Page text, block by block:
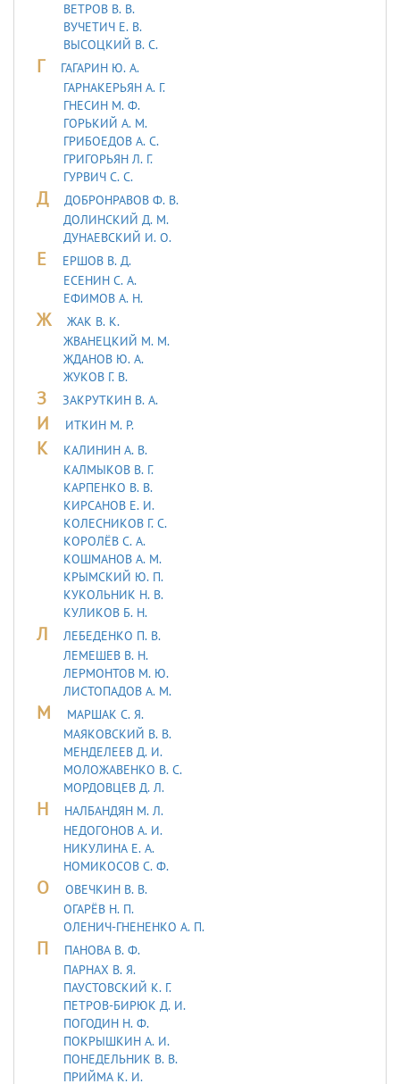
ВЕТРОВ В. В.
ВУЧЕТИЧ Е. В.
ВЫСОЦКИЙ В. С.
Г
ГАГАРИН Ю. А.
ГАРНАКЕРЬЯН А. Г.
ГНЕСИН М. Ф.
ГОРЬКИЙ А. М.
ГРИБОЕДОВ А. С.
ГРИГОРЬЯН Л. Г.
ГУРВИЧ С. С.
Д
ДОБРОНРАВОВ Ф. В.
ДОЛИНСКИЙ Д. М.
ДУHАЕВСКИЙ И. О.
Е
ЕРШОВ В. Д.
ЕСЕНИН С. А.
ЕФИМОВ А. Н.
Ж
ЖАК В. К.
ЖВАНЕЦКИЙ М. М.
ЖДАНОВ Ю. А.
ЖУКОВ Г. В.
З ЗАКРУТКИН В. А.
И ИТКИН М. Р.
К
КАЛИНИН А. В.
КАЛМЫКОВ В. Г.
КАРПЕНКО В. В.
КИРСАНОВ Е. И.
КОЛЕСНИКОВ Г. С.
КОРОЛЁВ С. А.
КОШМАНОВ А. М.
КРЫМСКИЙ Ю. П.
КУКОЛЬНИК H. В.
КУЛИКОВ Б. Н.
Л
ЛЕБЕДЕHКО П. В.
ЛЕМЕШЕВ В. Н.
ЛЕРМОHТОВ М. Ю.
ЛИСТОПАДОВ А. М.
М
МАРШАК С. Я.
МАЯКОВСКИЙ В. В.
МЕНДЕЛЕЕВ Д. И.
МОЛОЖАВEHКО В. С.
МОРДОВЦЕВ Д. Л.
Н
НАЛБАНДЯН М. Л.
НЕДОГОНОВ А. И.
НИКУЛИНА Е. А.
НОМИКОСОВ С. Ф.
О
ОВЕЧКИН В. В.
ОГАРЁВ Н. П.
ОЛЕНИЧ-ГНЕНЕНКО А. П.
П
ПАНОВА В. Ф.
ПАРНАХ В. Я.
ПАУСТОВСКИЙ К. Г.
ПЕТРОВ-БИРЮК Д. И.
ПОГОДИН Н. Ф.
ПОКРЫШКИН А. И.
ПОНЕДЕЛЬНИК В. В.
ПРИЙМА К. И.